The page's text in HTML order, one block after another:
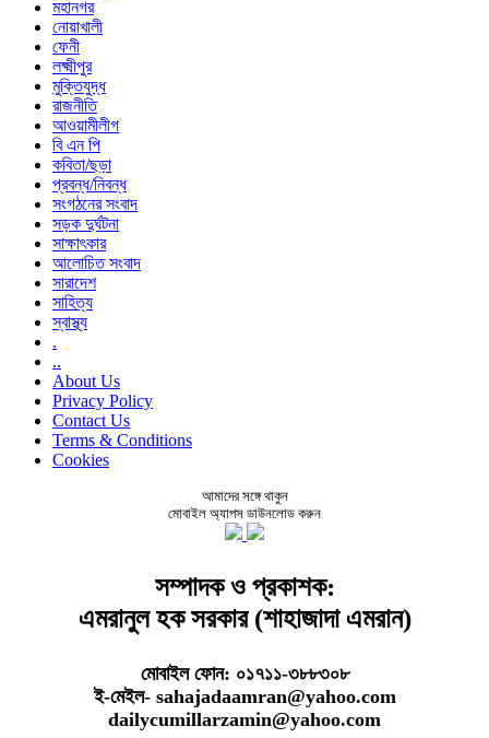
মহানগর
নোয়াখালী
ফেনী
লক্ষ্মীপুর
মুক্তিযুদ্ধ
রাজনীতি
আওয়ামীলীগ
বি এন পি
কবিতা/ছড়া
প্রবন্ধ/নিবন্ধ
সংগঠনের সংবাদ
সড়ক দুর্ঘটনা
সাক্ষাৎকার
আলোচিত সংবাদ
সারাদেশ
সাহিত্য
স্বাস্থ্য
.
..
About Us
Privacy Policy
Contact Us
Terms & Conditions
Cookies
আমাদের সঙ্গে থাকুন
মোবাইল অ্যাপস ডাউনলোড করুন
সম্পাদক ও প্রকাশক:
এমরানুল হক সরকার (শাহাজাদা এমরান)
মোবাইল ফোন: ০১৭১১-৩৮৮৩০৮
ই-মেইল- sahajadaamran@yahoo.com
dailycumillarzamin@yahoo.com